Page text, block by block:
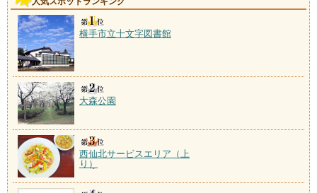
横手市立十文字図書館
大森公園
西仙北サービスエリア（上
り）